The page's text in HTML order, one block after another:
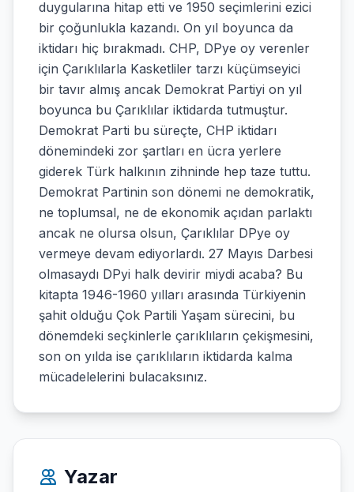
duygularına hitap etti ve 1950 seçimlerini ezici
bir çoğunlukla kazandı. On yıl boyunca da
iktidarı hiç bırakmadı. CHP, DPye oy verenler
için Çarıklılarla Kasketliler tarzı küçümseyici
bir tavır almış ancak Demokrat Partiyi on yıl
boyunca bu Çarıklılar iktidarda tutmuştur.
Demokrat Parti bu süreçte, CHP iktidarı
dönemindeki zor şartları en ücra yerlere
giderek Türk halkının zihninde hep taze tuttu.
Demokrat Partinin son dönemi ne demokratik,
ne toplumsal, ne de ekonomik açıdan parlaktı
ancak ne olursa olsun, Çarıklılar DPye oy
vermeye devam ediyorlardı. 27 Mayıs Darbesi
olmasaydı DPyi halk devirir miydi acaba? Bu
kitapta 1946-1960 yılları arasında Türkiyenin
şahit olduğu Çok Partili Yaşam sürecini, bu
dönemdeki seçkinlerle çarıklıların çekişmesini,
son on yılda ise çarıklıların iktidarda kalma
mücadelelerini bulacaksınız.
Yazar